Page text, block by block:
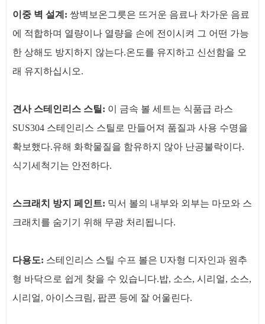
이중 벽 설계: 쌍벽보온그릇은 뜨거운 음료나 차가운 음료
에 적합하며 열량이나 열량을 손에 전이시켜 그 어떤 가능
한 상해도 방지하지 않는다.온도를 유지하고 신선함을 오
래 유지하십시오.
견사 스테인리스 스틸: 이 금속 볼 세트는 식품급 라스
SUS304 스테인리스 스틸로 만들어져 품질과 사용 수명을
확보했다.유해 화학물질을 함유하지 않아 난공불락이다.
식기세척기는 안전하다.
스크래치 방지 페인트: 믹서 볼의 내부와 외부는 마모와 스
크래치를 숨기기 위해 무광 처리됩니다.
다용도: 스테인리스 스틸 수프 볼은 U자형 디자인과 원추
형 바닥으로 쉽게 찾을 수 있습니다.밥, 소스, 시리얼, 소스,
시리얼, 아이스크림, 팝콘 등에 잘 어울린다.